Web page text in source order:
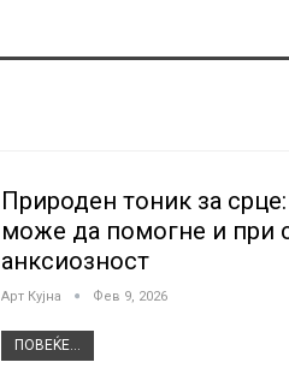
Природен тоник за
може да помогне и при
анксиозност
Арт Кујна Фев 9, 2026
ПОВЕЌЕ...